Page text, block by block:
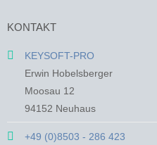
auf.
Optionen
auf
der
Produktseite
KONTAKT
KEYSOFT-PRO
Erwin Hobelsberger
Moosau 12
94152 Neuhaus
+49 (0)8503 - 286 423